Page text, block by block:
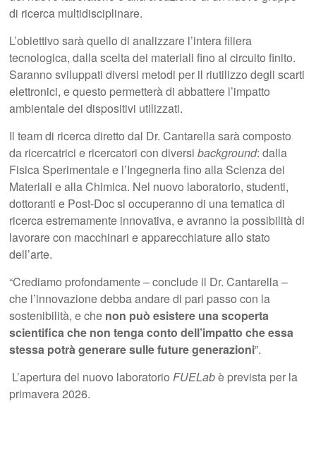
di ricerca multidisciplinare.
L’obiettivo sarà quello di analizzare l’intera filiera
tecnologica, dalla scelta dei materiali fino al circuito finito.
Saranno sviluppati diversi metodi per il riutilizzo degli scarti
elettronici, e questo permetterà di abbattere l’impatto
ambientale dei dispositivi utilizzati.
Il team di ricerca diretto dal Dr. Cantarella sarà composto
da ricercatrici e ricercatori con diversibackground: dalla
Fisica Sperimentale e l’Ingegneria fino alla Scienza dei
Materiali e alla Chimica. Nel nuovo laboratorio, studenti,
dottoranti e Post-Doc si occuperanno di una tematica di
ricerca estremamente innovativa, e avranno la possibilità di
lavorare con macchinari e apparecchiature allo stato
dell’arte.
“Crediamo profondamente – conclude il Dr. Cantarella –
che l’innovazione debba andare di pari passo con la
sostenibilità, e che non può esistere una scoperta
scientifica che non tenga conto dell’impatto che essa
stessa potrà generare sulle future generazioni”.
L’apertura del nuovo laboratorioFUELabè prevista per la
primavera 2026.